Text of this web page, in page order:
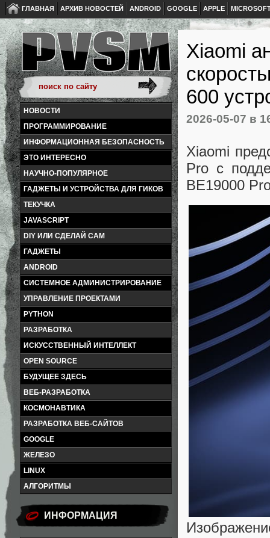
ГЛАВНАЯ АРХИВ НОВОСТЕЙ ANDROID GOOGLE APPLE
НОВОСТИ
ПРОГРАММИРОВАНИЕ
ИНФОРМАЦИОННАЯ БЕЗОПАСНОСТЬ
ЭТО ИНТЕРЕСНО
НАУЧНО-ПОПУЛЯРНОЕ
ГАДЖЕТЫ И УСТРОЙСТВА ДЛЯ ГИКОВ
ТЕКУЧКА
JAVASCRIPT
DIY ИЛИ СДЕЛАЙ САМ
ГАДЖЕТЫ
ANDROID
СИСТЕМНОЕ АДМИНИСТРИРОВАНИЕ
УПРАВЛЕНИЕ ПРОЕКТАМИ
PYTHON
РАЗРАБОТКА
ИСКУССТВЕННЫЙ ИНТЕЛЛЕКТ
OPEN SOURCE
БУДУЩЕЕ ЗДЕСЬ
ВЕБ-РАЗРАБОТКА
КОСМОНАВТИКА
РАЗРАБОТКА ВЕБ-САЙТОВ
GOOGLE
ЖЕЛЕЗО
LINUX
АЛГОРИТМЫ
ИНФОРМАЦИЯ
Xiaomi
600
2026-05-07 в
Xiaomi
Pro с
BE19000